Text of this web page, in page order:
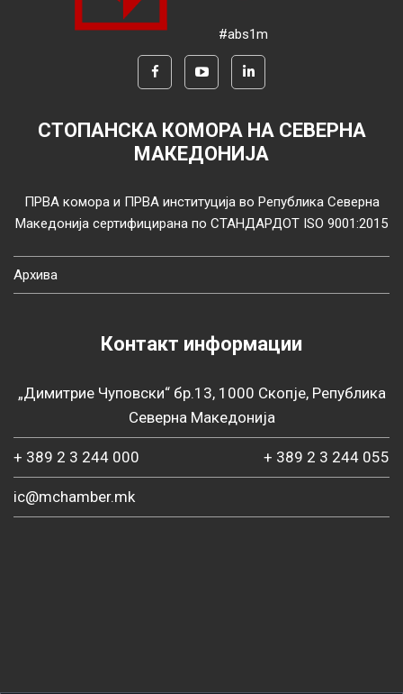
#abs1m
СТОПАНСКА КОМОРА НА СЕВЕРНА
МАКЕДОНИЈА
ПРВА комора и ПРВА институција во Република Северна
Македонија сертифицирана по СТАНДАРДОТ ISO 9001:2015
Архива
Контакт информации
„Димитрие Чуповски“ бр.13, 1000 Скопје, Република
Северна Македонија
+ 389 2 3 244 000 + 389 2 3 244 055
ic@mchamber.mk